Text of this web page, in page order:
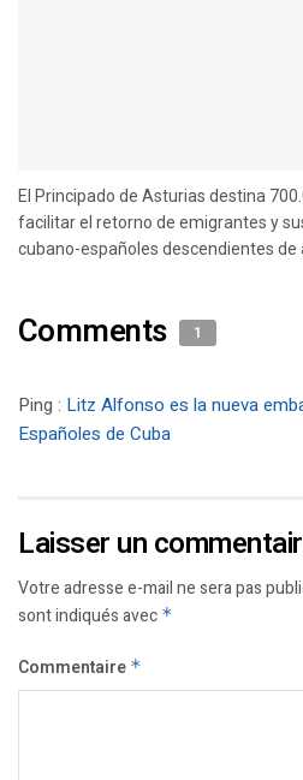
El Principado de Asturias destina
facilitar el retorno de emigrantes y
cubano-españoles descendientes de
Comments 1
Ping : Litz Alfonso es la nueva
Españoles de Cuba
Laisser un
Votre adresse e-mail ne sera pas
sont indiqués avec *
Commentaire *